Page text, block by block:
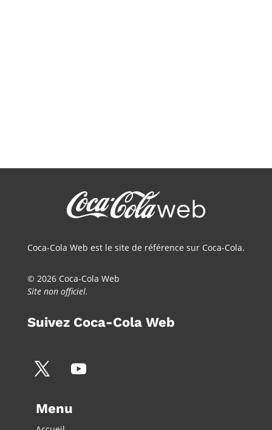
Coca-Cola Web est le site de référence sur Coca-Cola.
© 2026 Coca-Cola Web
Site non officiel.
Suivez Coca-Cola Web
Menu